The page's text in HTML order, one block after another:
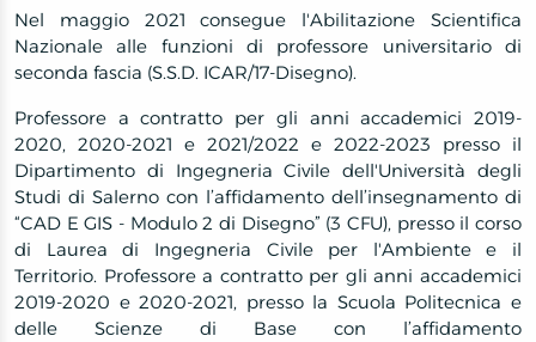
Nel maggio 2021 consegue l'Abilitazione Scientifica
Nazionale alle funzioni di professore universitario di
seconda fascia (S.S.D. ICAR/17-Disegno).
Professore a contratto per gli anni accademici 2019-
2020, 2020-2021 e 2021/2022 e 2022-2023 presso il
Dipartimento di Ingegneria Civile dell'Università degli
Studi di Salerno con l’affidamento dell’insegnamento di
“CAD E GIS - Modulo 2 di Disegno” (3 CFU), presso il corso
di Laurea di Ingegneria Civile per l'Ambiente e il
Territorio. Professore a contratto per gli anni accademici
2019-2020 e 2020-2021, presso la Scuola Politecnica e
delle Scienze di Base con l’affidamento